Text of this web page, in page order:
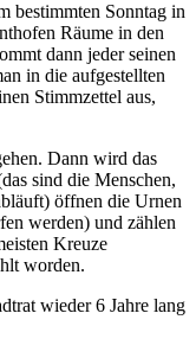
bestimmten Sonntag in
Räume in den
dann jeder seinen
in die aufgestellten
Stimmzettel aus,
Dann wird das
sind die Menschen,
öffnen die Urnen
werden) und zählen
Kreuze
worden.
wieder 6 Jahre lang